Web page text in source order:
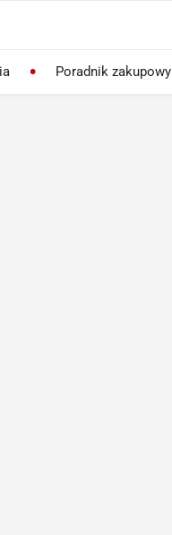
Poradnik zakupowy